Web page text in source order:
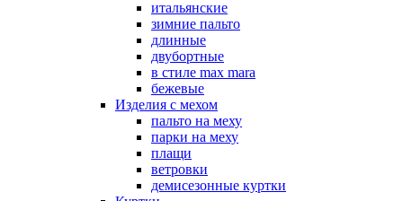
итальянские
зимние пальто
длинные
двубортные
в стиле max mara
бежевые
Изделия с мехом
пальто на меху
парки на меху
плащи
ветровки
демисезонные куртки